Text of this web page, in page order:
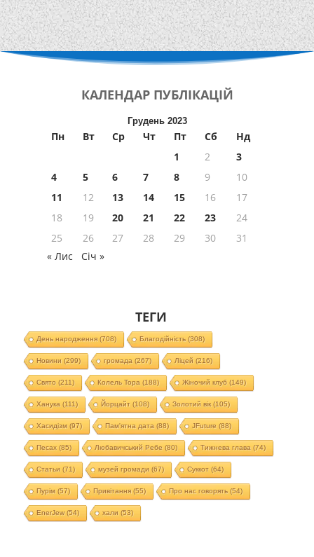
КАЛЕНДАР ПУБЛІКАЦІЙ
Грудень 2023
Пн Вт Ср Чт Пт Сб
Нд
1
2
3
4
5 6 7 8 9
10
11
12 13 14 15 16
17
18
19 20 21 22 23
24
25
26 27 28 29 30
31
« Лис
Січ »
ТЕГИ
День народження(708) Благодійність(308)
Новини (299) громада (267) Ліцей (216)
Свято (211) Колель Тора (188) Жіночий клуб (149)
Ханука (111) Йорцайт (108) Золотий вік(105)
Хасидізм (97) Пам'ятна дата (88) JFuture (88)
Песах(85) Любавичський Ребе (80) Тижнева глава (74)
Статьи (71) музей громади (67) Суккот (64)
Пурім (57) Привітання(55) Про нас говорять(54)
EnerJew(54) хали (53)